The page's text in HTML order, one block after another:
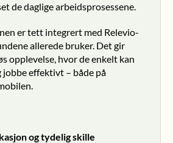
de daglige arbeidsprosessene.
er tett integrert med Relevio-
allerede bruker. Det gir
opplevelse, hvor de enkelt kan
jobbe effektivt – både på
og tydelig skille